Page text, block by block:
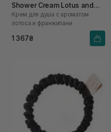
Shower Cream Lotus and
Frangipani Flowers 200 мл
Крем для душа с ароматом
лотоса и франжипани
1 367₴